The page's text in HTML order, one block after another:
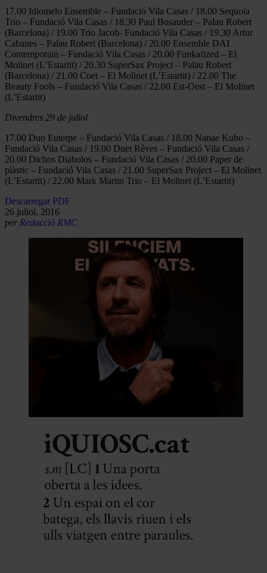
17.00 Idiomelo Ensemble – Fundació Vila Casas / 18.00 Sequoia
Trio – Fundació Vila Casas / 18.30 Paul Bosauder – Palau Robert
(Barcelona) / 19.00 Trio Jacob- Fundació Vila Casas / 19.30 Artur
Cabanes – Palau Robert (Barcelona) / 20.00 Ensemble DAI
Contemporain – Fundació Vila Casas / 20.00 Funkafized – El
Molinet (L’Estartit) / 20.30 SuperSax Project – Palau Robert
(Barcelona) / 21.00 Coet – El Molinet (L’Estartit) / 22.00 The
Beauty Fools – Fundació Vila Casas / 22.00 Est-Oest – El Molinet
(L’Estartit)
Divendres 29 de juliol
17.00 Duo Euterpe – Fundació Vila Casas / 18.00 Nanae Kubo –
Fundació Vila Casas / 19.00 Duet Rêves – Fundació Vila Casas /
20.00 Dichos Diabolos – Fundació Vila Casas / 20.00 Paper de
plàstic – Fundació Vila Casas / 21.00 SuperSax Project – El Molinet
(L’Estartit) / 22.00 Mark Martin Trio – El Molinet (L’Estartit)
Descarregar PDF
26 juliol, 2016
per Redacció RMC